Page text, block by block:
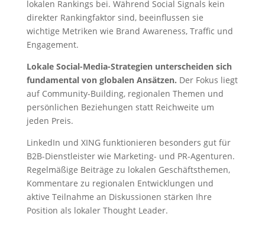
lokalen Rankings bei. Während Social Signals kein
direkter Rankingfaktor sind, beeinflussen sie
wichtige Metriken wie Brand Awareness, Traffic und
Engagement.
Lokale Social-Media-Strategien unterscheiden sich
fundamental von globalen Ansätzen. Der Fokus liegt
auf Community-Building, regionalen Themen und
persönlichen Beziehungen statt Reichweite um
jeden Preis.
LinkedIn und XING funktionieren besonders gut für
B2B-Dienstleister wie Marketing- und PR-Agenturen.
Regelmäßige Beiträge zu lokalen Geschäftsthemen,
Kommentare zu regionalen Entwicklungen und
aktive Teilnahme an Diskussionen stärken Ihre
Position als lokaler Thought Leader.